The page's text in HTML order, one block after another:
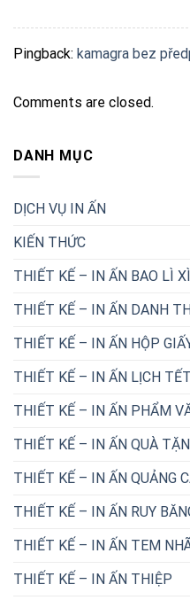
Pingback: kamagra bez
Comments are closed.
DANH MỤC
DỊCH VỤ IN ẤN
KIẾN THỨC
THIẾT KẾ – IN ẤN BAO LÌ XÌ
THIẾT KẾ – IN ẤN DANH
THIẾT KẾ – IN ẤN HỘP
THIẾT KẾ – IN ẤN LỊCH TẾT
THIẾT KẾ – IN ẤN PHẨM
THIẾT KẾ – IN ẤN QUÀ
THIẾT KẾ – IN ẤN QUẢNG
THIẾT KẾ – IN ẤN RUY
THIẾT KẾ – IN ẤN TEM
THIẾT KẾ – IN ẤN THIỆP